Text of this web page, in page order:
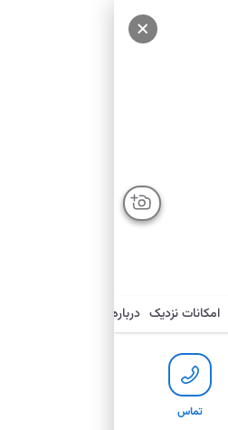
امکانات نزدیک درباره
تماس